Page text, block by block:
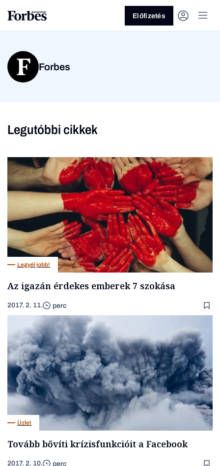
Előfizetés
Forbes
Legutóbbi cikkek
Legyél jobb!
Az igazán érdekes emberek 7 szokása
2017. 2. 11. perc
Üzlet
Tovább bővíti krízisfunkcióit a Facebook
2017. 2. 10. perc